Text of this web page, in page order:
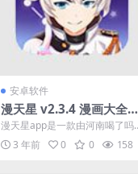
安卓软件
漫天星 v2.3.4 漫画大全阅
读软件
漫天星app是一款由河南喝了吗
网络科技有限公司开发的漫画大
全阅读软件，软件内收录...
3 年前 0 0 158